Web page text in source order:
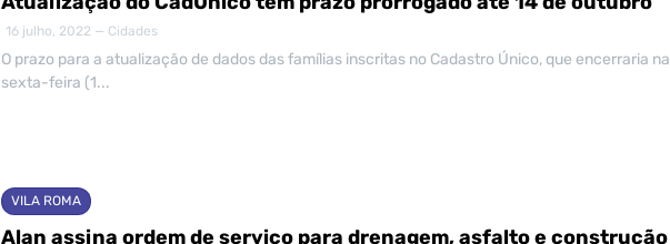
16 julho, 2022 — Cidades
O prazo para a atualização de dados das famílias inscritas no Cadastro Único, que encerraria na
sexta-feira (1...
VILA ROMA
Alan assina ordem de serviço para drenagem, asfalto e construção